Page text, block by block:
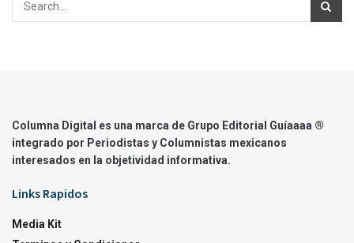
Columna Digital es una marca de Grupo Editorial Guíaaaa ®
integrado por Periodistas y Columnistas mexicanos
interesados en la objetividad informativa.
Links Rapidos
Media Kit